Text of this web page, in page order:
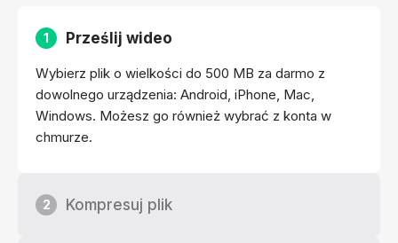
1 Prześlij wideo
Wybierz plik o wielkości do 500 MB za darmo z
dowolnego urządzenia: Android, iPhone, Mac,
Windows. Możesz go również wybrać z konta w
chmurze.
2 Kompresuj plik